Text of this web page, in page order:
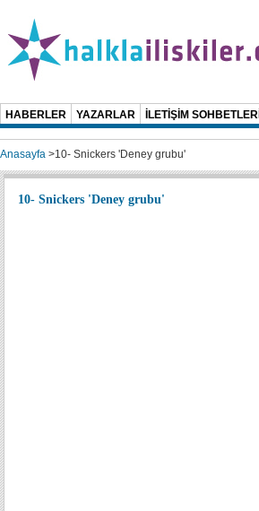
HABERLER YAZARLAR İLETİŞİM SOHBETLERİ
Anasayfa >10- Snickers 'Deney grubu'
10- Snickers 'Deney grubu'